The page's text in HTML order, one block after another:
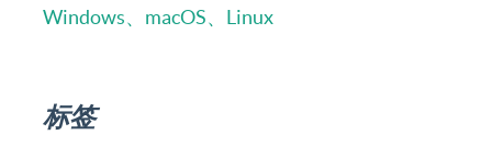
Windows、macOS、Linux
标签